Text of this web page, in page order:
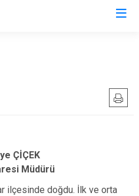
ÇİÇEK
Müdürü
ilçesinde doğdu. İlk ve orta